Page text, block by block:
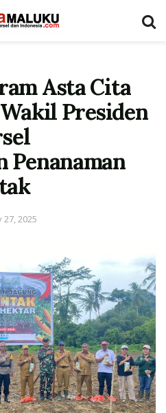
Asta Cita
Presiden
Penanaman
2025